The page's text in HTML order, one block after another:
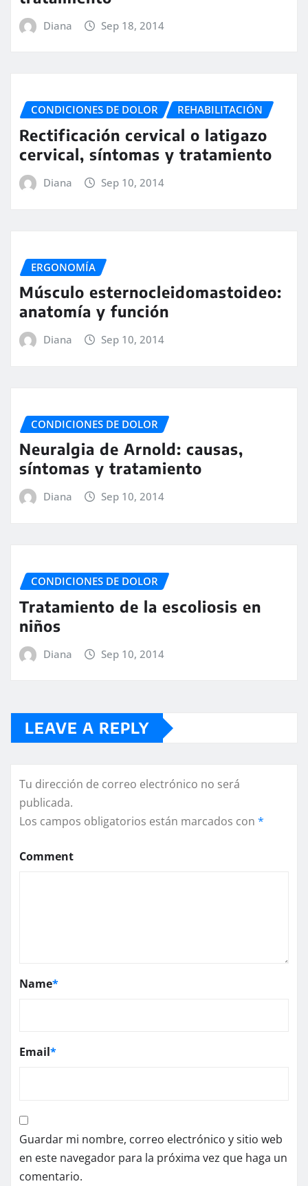
Diana Sep 18, 2014
CONDICIONES DE DOLOR REHABILITACIÓN
Rectificación cervical o latigazo
cervical, síntomas y tratamiento
Diana Sep 10, 2014
ERGONOMÍA
Músculo esternocleidomastoideo:
anatomía y función
Diana Sep 10, 2014
CONDICIONES DE DOLOR
Neuralgia de Arnold: causas,
síntomas y tratamiento
Diana Sep 10, 2014
CONDICIONES DE DOLOR
Tratamiento de la escoliosis en
niños
Diana Sep 10, 2014
LEAVE A REPLY
Tu dirección de correo electrónico no será
publicada.
Los campos obligatorios están marcados con *
Comment
Name*
Email*
Guardar mi nombre, correo electrónico y sitio web
en este navegador para la próxima vez que haga un
comentario.